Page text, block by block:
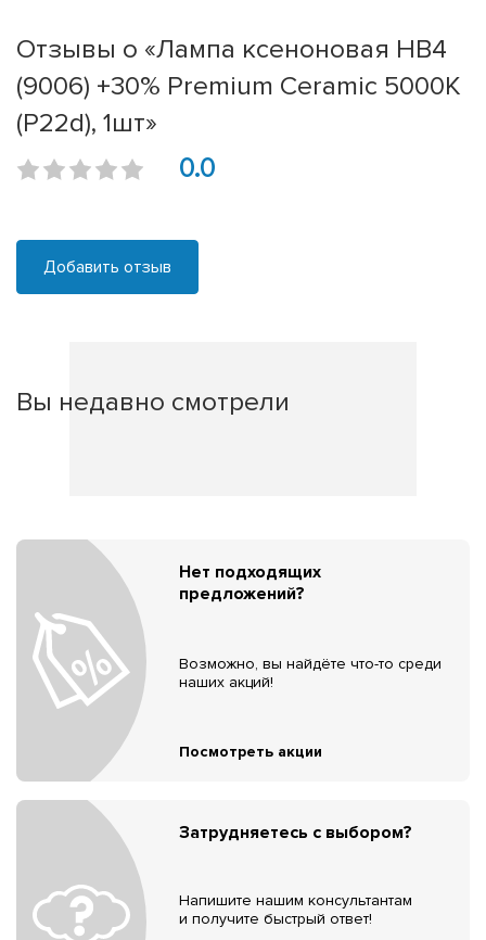
Отзывы о «Лампа ксеноновая HB4
(9006) +30% Premium Ceramic 5000K
(P22d), 1шт»
0.0
Добавить отзыв
Вы недавно смотрели
Нет подходящих
предложений?
Возможно, вы найдёте что-то среди
наших акций!
Посмотреть акции
Затрудняетесь с выбором?
Напишите нашим консультантам
и получите быстрый ответ!